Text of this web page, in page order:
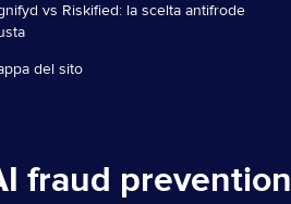
vs Riskified: la scelta antifrode
del sito
fraud prevention